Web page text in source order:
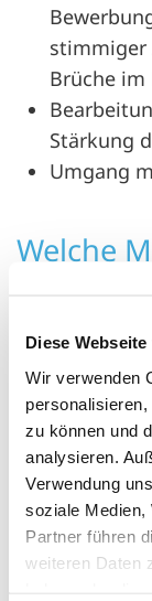
Diese
Wir verwenden
zu können und
analysieren.
Verwendung
soziale Medien,
Partner führen
weiteren Daten
stimmiger
Brüche im
Stärkung
Umgang
Welche
Arbeit mit
Arbeit mit
Leitbild
Arbeit mit
(ZRM)
PEP zur